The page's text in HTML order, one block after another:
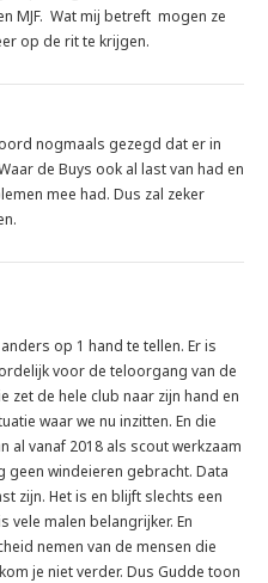
MJF. Wat mij betreft mogen ze
op de rit te krijgen.
nogmaals gezegd dat er in
de Buys ook al last van had en
mee had. Dus zal zeker
op 1 hand te tellen. Er is
voor de teloorgang van de
zet de hele club naar zijn hand en
waar we nu inzitten. En die
al vanaf 2018 als scout werkzaam
geen windeieren gebracht. Data
zijn. Het is en blijft slechts een
vele malen belangrijker. En
nemen van de mensen die
je niet verder. Dus Gudde toon